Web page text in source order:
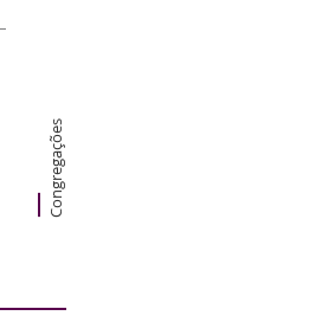
Congregações